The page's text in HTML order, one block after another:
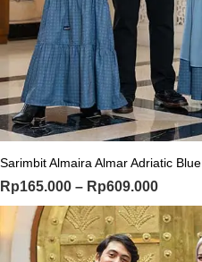
Sarimbit Almaira Almar Adriatic Blue
Rp165.000 – Rp609.000